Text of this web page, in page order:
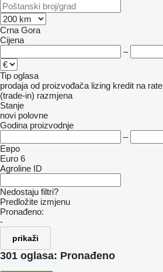
Crna Gora
Cijena
–
Tip oglasa
prodaja od proizvođača lizing kredit na rate
(trade-in) razmjena
Stanje
novi polovne
Godina proizvodnje
–
Евро
Euro 6
Agroline ID
Nedostaju filtri?
Predložite izmjenu
Pronađeno:
-
prikaži
301 oglasa: Pronađeno